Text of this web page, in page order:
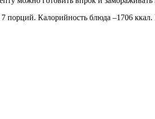
порций. Калорийность блюда –1706 ккал.